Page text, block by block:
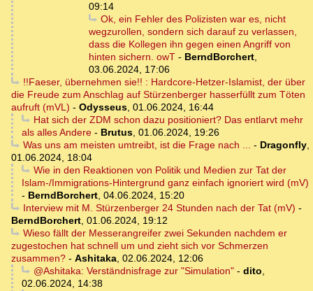
09:14
Ok, ein Fehler des Polizisten war es, nicht
wegzurollen, sondern sich darauf zu verlassen,
dass die Kollegen ihn gegen einen Angriff von
hinten sichern. owT - BerndBorchert,
03.06.2024, 17:06
!!Faeser, übernehmen sie!! : Hardcore-Hetzer-Islamist, der über
die Freude zum Anschlag auf Stürzenberger hasserfüllt zum Töten
aufruft (mVL) - Odysseus, 01.06.2024, 16:44
Hat sich der ZDM schon dazu positioniert? Das entlarvt mehr
als alles Andere - Brutus, 01.06.2024, 19:26
Was uns am meisten umtreibt, ist die Frage nach ... - Dragonfly,
01.06.2024, 18:04
Wie in den Reaktionen von Politik und Medien zur Tat der
Islam-/Immigrations-Hintergrund ganz einfach ignoriert wird (mV)
- BerndBorchert, 04.06.2024, 15:20
Interview mit M. Stürzenberger 24 Stunden nach der Tat (mV) -
BerndBorchert, 01.06.2024, 19:12
Wieso fällt der Messerangreifer zwei Sekunden nachdem er
zugestochen hat schnell um und zieht sich vor Schmerzen
zusammen? - Ashitaka, 02.06.2024, 12:06
@Ashitaka: Verständnisfrage zur "Simulation"- dito,
02.06.2024, 14:38